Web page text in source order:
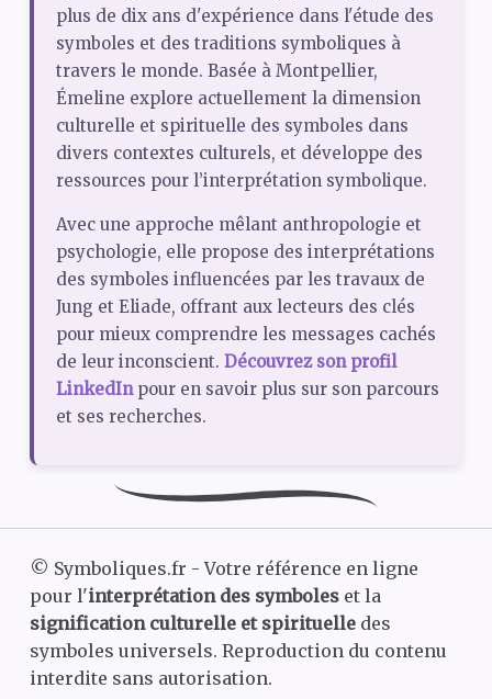
plus de dix ans d'expérience dans l'étude des
symboles et des traditions symboliques à
travers le monde. Basée à Montpellier,
Émeline explore actuellement la dimension
culturelle et spirituelle des symboles dans
divers contextes culturels, et développe des
ressources pour l’interprétation symbolique.
Avec une approche mêlant anthropologie et
psychologie, elle propose des interprétations
des symboles influencées par les travaux de
Jung et Eliade, offrant aux lecteurs des clés
pour mieux comprendre les messages cachés
de leur inconscient. Découvrez son profil
LinkedInpour en savoir plus sur son parcours
et ses recherches.
© Symboliques.fr - Votre référence en ligne
pour l'interprétation des symboleset la
signification culturelle et spirituelledes
symboles universels. Reproduction du contenu
interdite sans autorisation.